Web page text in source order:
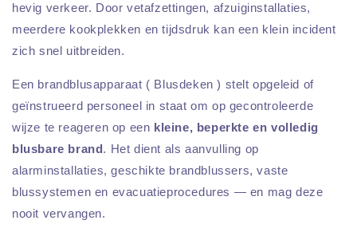
hevig verkeer. Door vetafzettingen, afzuiginstallaties,
meerdere kookplekken en tijdsdruk kan een klein incident
zich snel uitbreiden.
Een brandblusapparaat ( Blusdeken ) stelt opgeleid of
geïnstrueerd personeel in staat om op gecontroleerde
wijze te reageren op een kleine, beperkte en volledig
blusbare brand. Het dient als aanvulling op
alarminstallaties, geschikte brandblussers, vaste
blussystemen en evacuatieprocedures — en mag deze
nooit vervangen.